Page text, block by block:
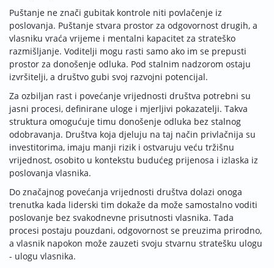
Puštanje ne znači gubitak kontrole niti povlačenje iz
poslovanja. Puštanje stvara prostor za odgovornost drugih, a
vlasniku vraća vrijeme i mentalni kapacitet za strateško
razmišljanje. Voditelji mogu rasti samo ako im se prepusti
prostor za donošenje odluka. Pod stalnim nadzorom ostaju
izvršitelji, a društvo gubi svoj razvojni potencijal.
Za ozbiljan rast i povećanje vrijednosti društva potrebni su
jasni procesi, definirane uloge i mjerljivi pokazatelji. Takva
struktura omogućuje timu donošenje odluka bez stalnog
odobravanja. Društva koja djeluju na taj način privlačnija su
investitorima, imaju manji rizik i ostvaruju veću tržišnu
vrijednost, osobito u kontekstu budućeg prijenosa i izlaska iz
poslovanja vlasnika.
Do značajnog povećanja vrijednosti društva dolazi onoga
trenutka kada liderski tim dokaže da može samostalno voditi
poslovanje bez svakodnevne prisutnosti vlasnika. Tada
procesi postaju pouzdani, odgovornost se preuzima prirodno,
a vlasnik napokon može zauzeti svoju stvarnu stratešku ulogu
- ulogu vlasnika.